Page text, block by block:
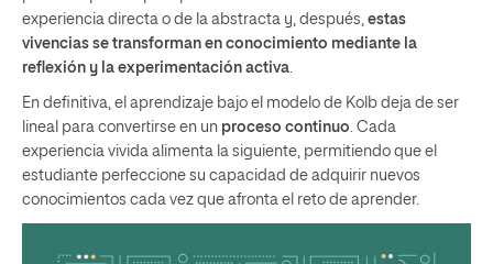
experiencia directa o de la abstracta y, después, estas
vivencias se transforman en conocimiento mediante la
reflexión y la experimentación activa
En definitiva, el aprendizaje bajo el modelo de Kolb deja de ser
lineal para convertirse en un proceso continuo . Cada
experiencia vivida alimenta la siguiente, permitiendo que el
estudiante perfeccione su capacidad de adquirir nuevos
conocimientos cada vez que afronta el reto de aprender.